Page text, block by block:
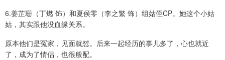
6.姜芷珊（丁燃 饰）和夏侯零（李之繁 饰）组姑侄CP。她这个小姑
姑，其实跟他没血缘关系。
原本他们是冤家，见面就怼。后来一起经历的事儿多了，心也就近
了，成为了情侣，也很般配。